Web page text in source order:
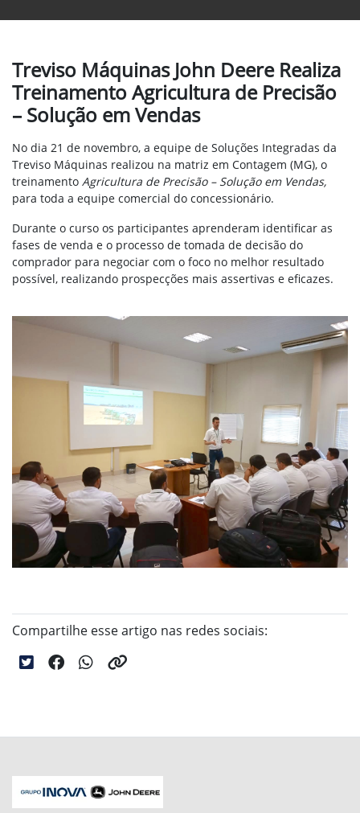
Treviso Máquinas John Deere Realiza
Treinamento Agricultura de Precisão
– Solução em Vendas
No dia 21 de novembro, a equipe de Soluções Integradas da
Treviso Máquinas realizou na matriz em Contagem (MG), o
treinamento Agricultura de Precisão – Solução em Vendas,
para toda a equipe comercial do concessionário.
Durante o curso os participantes aprenderam identificar as
fases de venda e o processo de tomada de decisão do
comprador para negociar com o foco no melhor resultado
possível, realizando prospecções mais assertivas e eficazes.
Compartilhe esse artigo nas redes sociais: